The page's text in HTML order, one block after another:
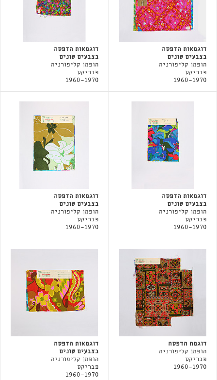
דוגמאות הדפסה
בצבעים שונים
הופמן קליפורניה
פבריקס
1960-1970
דוגמאות הדפסה
בצבעים שונים
הופמן קליפורניה
פבריקס
1960-1970
דוגמאות הדפסה
בצבעים שונים
הופמן קליפורניה
פבריקס
1960-1970
דוגמאות הדפסה
בצבעים שונים
הופמן קליפורניה
פבריקס
1960-1970
דוגמת הדפסה
הופמן קליפורניה
פבריקס
1960-1970
דוגמאות הדפסה
בצבעים שונים
הופמן קליפורניה
פבריקס
1960-1970